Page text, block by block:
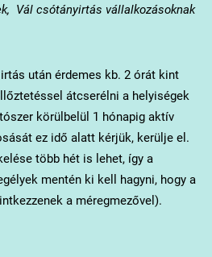
Vál csótányirtás vállalkozásoknak
után érdemes kb. 2 órát kint
átcserélni a helyiségek
körülbelül 1 hónapig aktív
ez idő alatt kérjük, kerülje el.
több hét is lehet, így a
mentén ki kell hagyni, hogy a
a méregmezővel).